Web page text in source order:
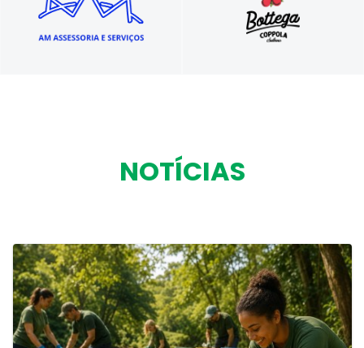
Eventos e projetos sociais Autêntica culinária italiana
NOTÍCIAS